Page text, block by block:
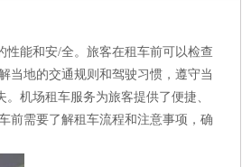
能和安/全。旅客在租车前可以检查
当地的交通规则和驾驶习惯，遵守当
机场租车服务为旅客提供了便捷、
前需要了解租车流程和注意事项，确